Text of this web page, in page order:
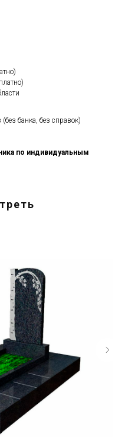
банка, без справок)
по индивидуальным